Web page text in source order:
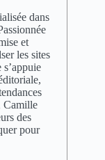
dans
et
les sites
Camille
des
pour